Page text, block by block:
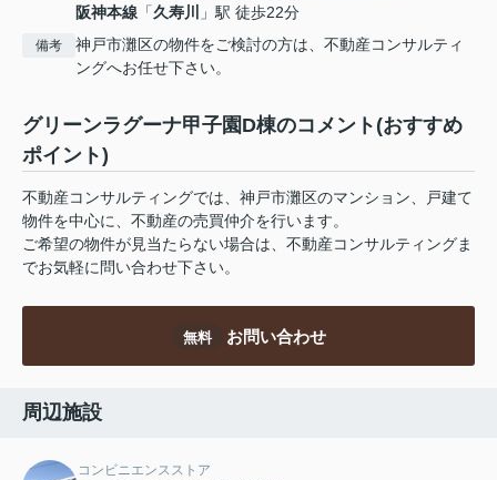
阪神本線 「久寿川 」駅 徒歩22分
備考
神戸市灘区の物件をご検討の方は、不動産コンサルティ
ングへお任せ下さい。
グリーンラグーナ甲子園D棟のコメント(おすすめ
ポイント)
不動産コンサルティングでは、神戸市灘区のマンション、戸建て
物件を中心に、不動産の売買仲介を行います。
ご希望の物件が見当たらない場合は、不動産コンサルティングま
でお気軽に問い合わせ下さい。
無料 お問い合わせ
周辺施設
コンビニエンスストア